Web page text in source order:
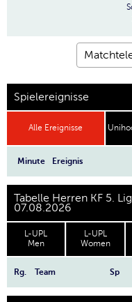
Spielereignisse
Alle Ereignisse
Minute Ereignis
Tabelle Herren KF 5.
07.08.2026
L-UPL
Men
L-UPL
Women
Rg. Team Sp